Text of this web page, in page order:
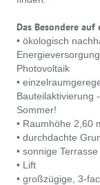
Das Besondere auf
• ökologisch
Photovoltaik
•
Bauteilaktivierung
Sommer!
• Raumhöhe 2,60
• durchdachte
• sonnige
• Lift
• großzügige, 3-